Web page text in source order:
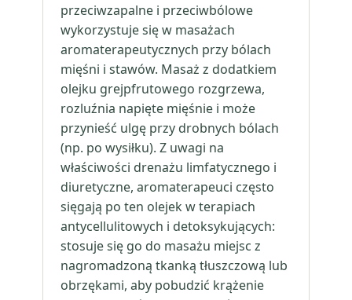
przeciwzapalne i przeciwbólowe
wykorzystuje się w masażach
aromaterapeutycznych przy bólach
mięśni i stawów. Masaż z dodatkiem
olejku grejpfrutowego rozgrzewa,
rozluźnia napięte mięśnie i może
przynieść ulgę przy drobnych bólach
(np. po wysiłku). Z uwagi na
właściwości drenażu limfatycznego i
diuretyczne, aromaterapeuci często
sięgają po ten olejek w terapiach
antycellulitowych i detoksykujących:
stosuje się go do masażu miejsc z
nagromadzoną tkanką tłuszczową lub
obrzękami, aby pobudzić krążenie